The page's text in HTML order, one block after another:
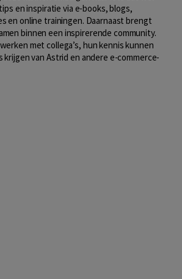
en inspiratie via e-books, blogs,
en online trainingen. Daarnaast brengt
binnen een inspirerende community.
met collega’s, hun kennis kunnen
van Astrid en andere e-commerce-